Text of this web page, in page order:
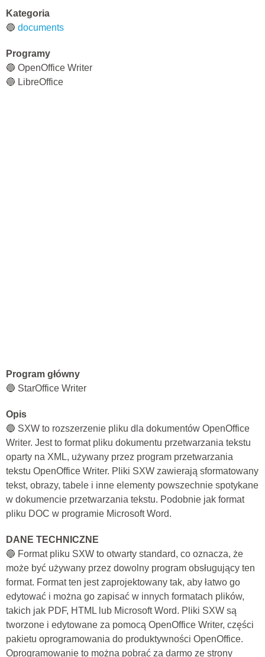
Kategoria
🔵 documents
Programy
🔵 OpenOffice Writer
🔵 LibreOffice
Program główny
🔵 StarOffice Writer
Opis
🔵 SXW to rozszerzenie pliku dla dokumentów OpenOffice
Writer. Jest to format pliku dokumentu przetwarzania tekstu
oparty na XML, używany przez program przetwarzania
tekstu OpenOffice Writer. Pliki SXW zawierają sformatowany
tekst, obrazy, tabele i inne elementy powszechnie spotykane
w dokumencie przetwarzania tekstu. Podobnie jak format
pliku DOC w programie Microsoft Word.
DANE TECHNICZNE
🔵 Format pliku SXW to otwarty standard, co oznacza, że
może być używany przez dowolny program obsługujący ten
format. Format ten jest zaprojektowany tak, aby łatwo go
edytować i można go zapisać w innych formatach plików,
takich jak PDF, HTML lub Microsoft Word. Pliki SXW są
tworzone i edytowane za pomocą OpenOffice Writer, części
pakietu oprogramowania do produktywności OpenOffice.
Oprogramowanie to można pobrać za darmo ze strony